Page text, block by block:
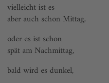
vielleicht ist es
aber auch schon Mittag,
oder es ist schon
spät am Nachmittag,
bald wird es dunkel,